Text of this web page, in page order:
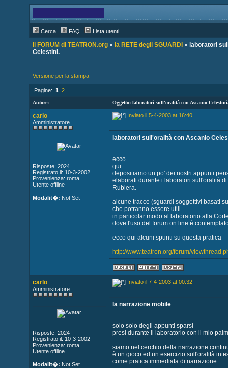
Cerca FAQ Lista utenti
il FORUM di TEATRON.org» la RETE degli SGUARDI » laboratori
Celestini.
Versione per la stampa
Pagine: 1 2
Autore: Oggetto: laboratori sull'oralità con Ascanio
carlo
Amministratore
Risposte: 2024
Registrato il: 10-3-2002
Provenienza: roma
Utente offline
Modalit�: Not Set
Inviato il 5-4-2003 at 16:40
laboratori sull'oralità con Ascanio
ecco
qui
depositiamo un po' dei nostri appunti
elaborati durante i laboratori sull'oralità
Rubiera.
alcune tracce (sguardi soggettivi basati
che potranno essere utili
in particolar modo al laboratorio alla
dove l'uso del forum on line è
ecco qui alcuni spunti su questa pratica
http://www.teatron.org/forum/
carlo
Amministratore
Risposte: 2024
Registrato il: 10-3-2002
Provenienza: roma
Utente offline
Modalit�: Not Set
Inviato il 7-4-2003 at 00:32
la narrazione mobile
solo solo degli appunti sparsi
presi durante il laboratorio con il mio
siamo nel cerchio della narrazione
è un gioco ed un esercizio sull'oralità
come pratica immediata di narrazione